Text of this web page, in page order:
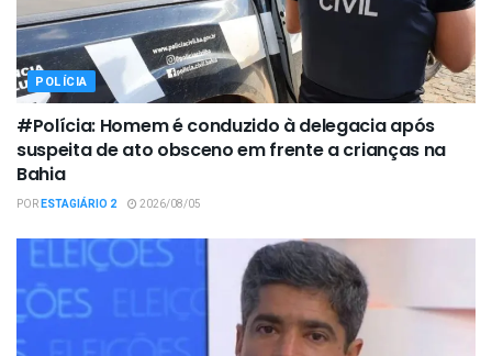
POLÍCIA
#Polícia: Homem é conduzido à delegacia após
suspeita de ato obsceno em frente a crianças na
Bahia
PORESTAGIÁRIO 2 2026/08/05